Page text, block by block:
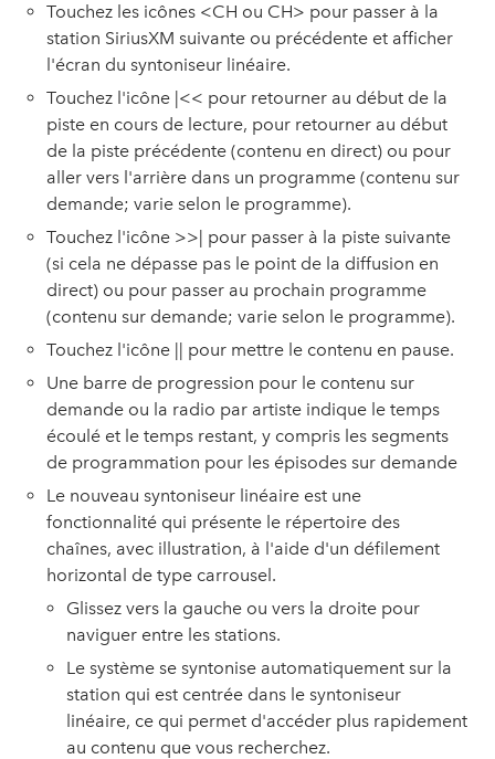
Touchez les icônes <CH ou CH> pour passer à la
station SiriusXM suivante ou précédente et afficher
l'écran du syntoniseur linéaire.
Touchez l'icône |<< pour retourner au début de la
piste en cours de lecture, pour retourner au début
de la piste précédente (contenu en direct) ou pour
aller vers l'arrière dans un programme (contenu sur
demande; varie selon le programme).
Touchez l'icône >>| pour passer à la piste suivante
(si cela ne dépasse pas le point de la diffusion en
direct) ou pour passer au prochain programme
(contenu sur demande; varie selon le programme).
Touchez l'icône || pour mettre le contenu en pause.
Une barre de progression pour le contenu sur
demande ou la radio par artiste indique le temps
écoulé et le temps restant, y compris les segments
de programmation pour les épisodes sur demande
Le nouveau syntoniseur linéaire est une
fonctionnalité qui présente le répertoire des
chaînes, avec illustration, à l'aide d'un défilement
horizontal de type carrousel.
Glissez vers la gauche ou vers la droite pour
naviguer entre les stations.
Le système se syntonise automatiquement sur la
station qui est centrée dans le syntoniseur
linéaire, ce qui permet d'accéder plus rapidement
au contenu que vous recherchez.